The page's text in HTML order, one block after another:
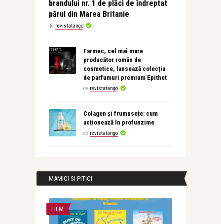
brandului nr. 1 de plăci de îndreptat
părul din Marea Britanie
de revistatango
Farmec, cel mai mare
producător român de
cosmetice, lansează colecția
de parfumuri premium Epithet
de revistatango
Colagen și frumusețe: cum
acționează în profunzime
de revistatango
MAMICI SI PITICI
FILM